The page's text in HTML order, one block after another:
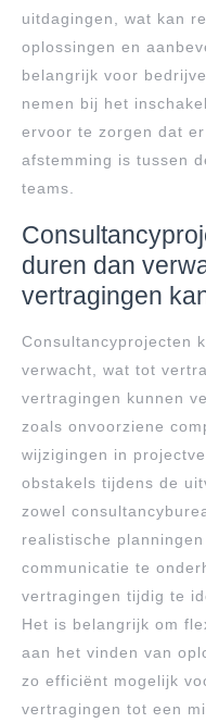
uitdagingen, wat kan
oplossingen en
belangrijk voor
nemen bij het
ervoor te zorgen dat
afstemming is tussen
teams.
duren dan
vertragingen
Consultancyprojecten
verwacht, wat tot
vertragingen kunnen
zoals onvoorziene
wijzigingen in
obstakels tijdens de
zowel
realistische
communicatie te
vertragingen tijdig te
Het is belangrijk om
aan het vinden van
zo efficiënt mogelijk
vertragingen tot een